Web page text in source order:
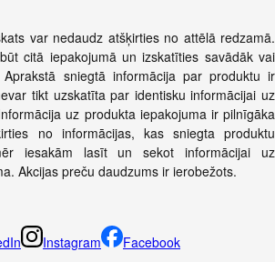
var nedaudz atšķirties no attēlā redzamā.
citā iepakojumā un izskatīties savādāk vai
sniegtā informācija par produktu ir
tikt uzskatīta par identisku informācijai uz
uz produkta iepakojuma ir pilnīgāka
no informācijas, kas sniegta produktu
iesakām lasīt un sekot informācijai uz
Akcijas preču daudzums ir ierobežots.
Instagram
Facebook